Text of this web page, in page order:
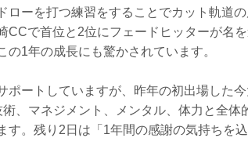
ローを打つ練習をすることでカット軌道
CCで首位と2位にフェードヒッターが名
1年の成長にも驚かされています。
ポートしていますが、昨年の初出場した
、マネジメント、メンタル、体力と全体
す。残り2日は「1年間の感謝の気持ちを